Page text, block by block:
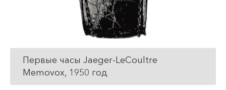
Первые часы Jaeger-LeCoultre
Memovox, 1950 год